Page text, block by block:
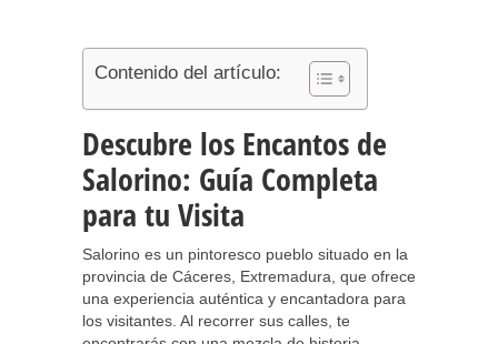
Contenido del artículo:
Descubre los Encantos de
Salorino: Guía Completa
para tu Visita
Salorino es un pintoresco pueblo situado en la
provincia de Cáceres, Extremadura, que ofrece
una experiencia auténtica y encantadora para
los visitantes. Al recorrer sus calles, te